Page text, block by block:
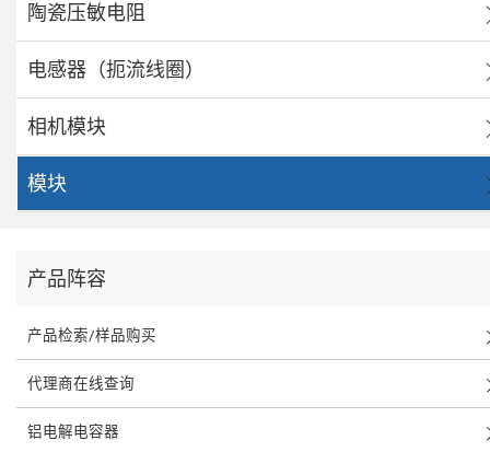
陶瓷压敏电阻
电感器（扼流线圈）
相机模块
模块
产品阵容
产品检索/样品购买
代理商在线查询
铝电解电容器